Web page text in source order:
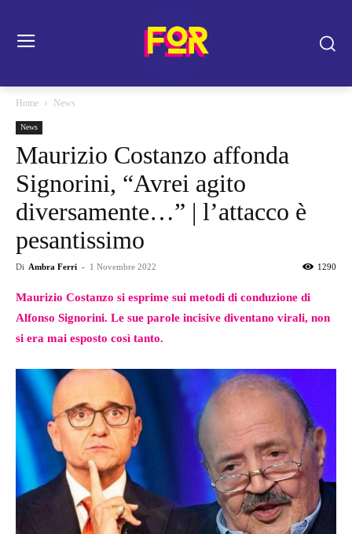
Home News
News
Maurizio Costanzo affonda
Signorini, “Avrei agito
diversamente…” | l’attacco è
pesantissimo
Di Ambra Ferri - 1 Novembre 2022 1290
Maurizio Costanzo si esprime sui metodi di conduzione di
Alfonso Signorini. Le sue parole incisive diventano virali, non
si era mai esposto così tanto.